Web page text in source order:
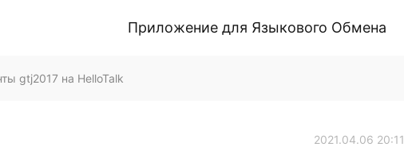
Приложение для Языкового Обмена
gtj2017 на HelloTalk
2021.04.06 20:11